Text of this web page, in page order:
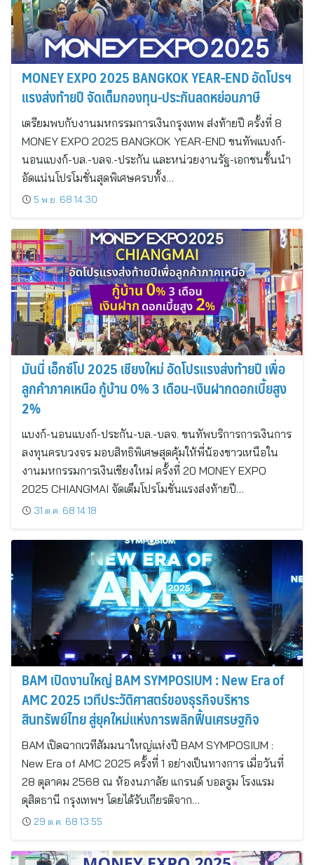
MONEY EXPO 2025 BANGKOK YEAR-END อัดโปรฯ
แรงส่งท้ายปี จัดเต็มกองทุน-ประกันลดหย่อนภาษี
เตรียมพบกับงานมหกรรมการเงินกรุงเทพ ส่งท้ายปี ครั้งที่ 8
MONEY EXPO 2025 BANGKOK YEAR-END ขนทัพแบงก์-
นอนแบงก์-บล.-บลจ.-ประกัน และหน่วยงานรัฐ-เอกชนชั้นนำ
อัดแน่นโปรโมชั่นสุดพิเศษครบทั้ง…
5 พ.ย. 68 14:30
มันนี่ เอ็กซ์โป 2025 เชียงใหม่ อัดโปรแรงส่งท้ายปี เพื่อ
ลูกค้าภาคเหนือ กู้บ้าน 0% 3 เดือน-เงินฝากดอกเบี้ยสูง
2%
แบงก์-นอนแบงก์-ประกัน-บล.-บลจ. ขนทัพบริการการเงินการ
ลงทุนครบวงจร มอบสิทธิพิเศษสุดคุ้มให้พี่น้องชาวเหนือใน
งานมหกรรมการเงินเชียงใหม่ ครั้งที่ 20 MONEY EXPO
2025 CHIANGMAI จัดเต็มโปรโมชั่นแรงส่งท้ายปี…
31 ต.ค. 68 14:18
BAM เปิดงานใหญ่ BAM SYMPOSIUM : New Era of
AMC 2025 เวทีประวัติศาสตร์ของธุรกิจบริหาร
สินทรัพย์ไทย สู่ยุคใหม่แห่งการพลิกฟื้นเศรษฐกิจ
BAM เปิดฉากเวทีสัมมนาใหญ่แห่งปี BAM SYMPOSIUM :
New Era of AMC 2025 ครั้งที่ 1 อย่างเป็นทางการ เมื่อวันที่
28 ตุลาคม 2568 ณ ห้องนภาลัย แกรนด์ บอลรูม โรงแรม
ดุสิตธานี กรุงเทพฯ โดยได้รับเกียรติจาก…
29 ต.ค. 68 13:55